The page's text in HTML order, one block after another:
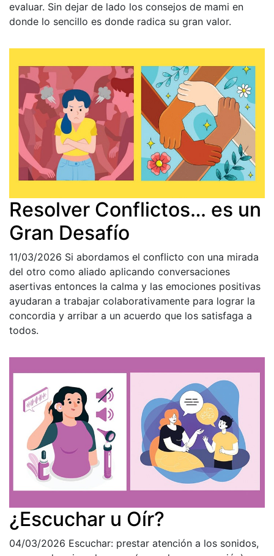
evaluar. Sin dejar de lado los consejos de mami en
donde lo sencillo es donde radica su gran valor.
Resolver Conflictos… es un
Gran Desafío
11/03/2026 Si abordamos el conflicto con una mirada
del otro como aliado aplicando conversaciones
asertivas entonces la calma y las emociones positivas
ayudaran a trabajar colaborativamente para lograr la
concordia y arribar a un acuerdo que los satisfaga a
todos.
¿Escuchar u Oír?
04/03/2026 Escuchar: prestar atención a los sonidos,